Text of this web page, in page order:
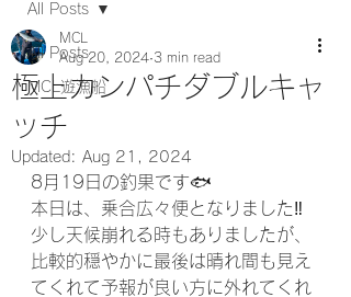
All Posts
MCL遊漁船
All Posts
極上カンパチダブルキャ
ッチ
MCL
Aug 20, 2024 3 min read
Updated: Aug 21, 2024
8月19日の釣果です🐟
本日は、乗合広々便となりました‼️
少し天候崩れる時もありましたが、
比較的穏やかに最後は晴れ間も見え
てくれて予報が良い方に外れてくれ